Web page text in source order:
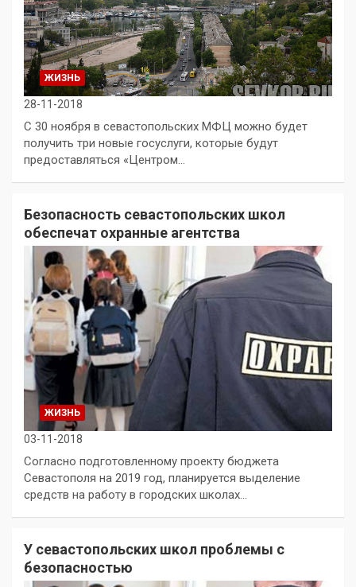
ЖИЗНЬ
28-11-2018
С 30 ноября в севастопольских МФЦ можно будет
получить три новые госуслуги, которые будут
предоставляться «Центром…
Безопасность севастопольских школ
обеспечат охранные агентства
ЖИЗНЬ
03-11-2018
Согласно подготовленному проекту бюджета
Севастополя на 2019 год, планируется выделение
средств на работу в городских школах…
У севастопольских школ проблемы с
безопасностью